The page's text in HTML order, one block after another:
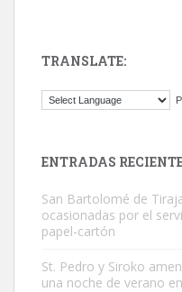
El ayuntamiento se va a
TRANSLATE:
ENTRADAS
San Bartolomé de
ocasionadas por el
papel-cartón
St. Pedro y Siroko
una noche de verano